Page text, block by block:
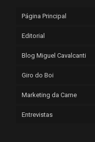
Página Principal
Editorial
Blog Miguel Cavalcanti
Giro do Boi
Marketing da Carne
Entrevistas